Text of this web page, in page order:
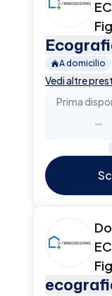
A domicilio
Vedi altre
Prima
-